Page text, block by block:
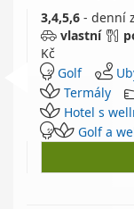
3,4,5,6 - denní
vlastní
Kč
Golf
Termály
Hotel s
Golf a